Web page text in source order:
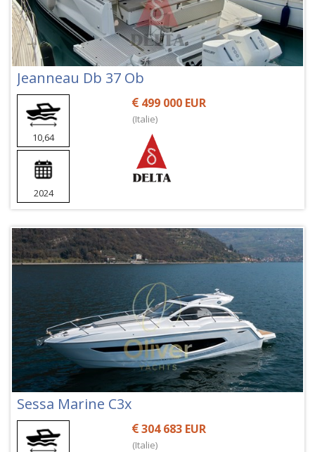
Jeanneau Db 37 Ob
10,64
2024
499 000 EUR
(Italie)
Sessa Marine C3x
304 683 EUR
(Italie)